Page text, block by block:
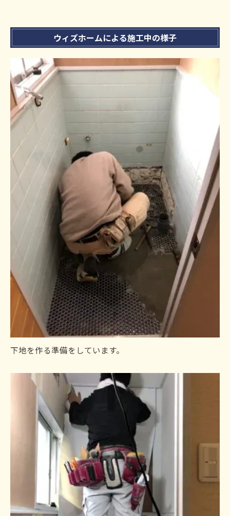
ウィズホームによる施工中の様子
下地を作る準備をしています。